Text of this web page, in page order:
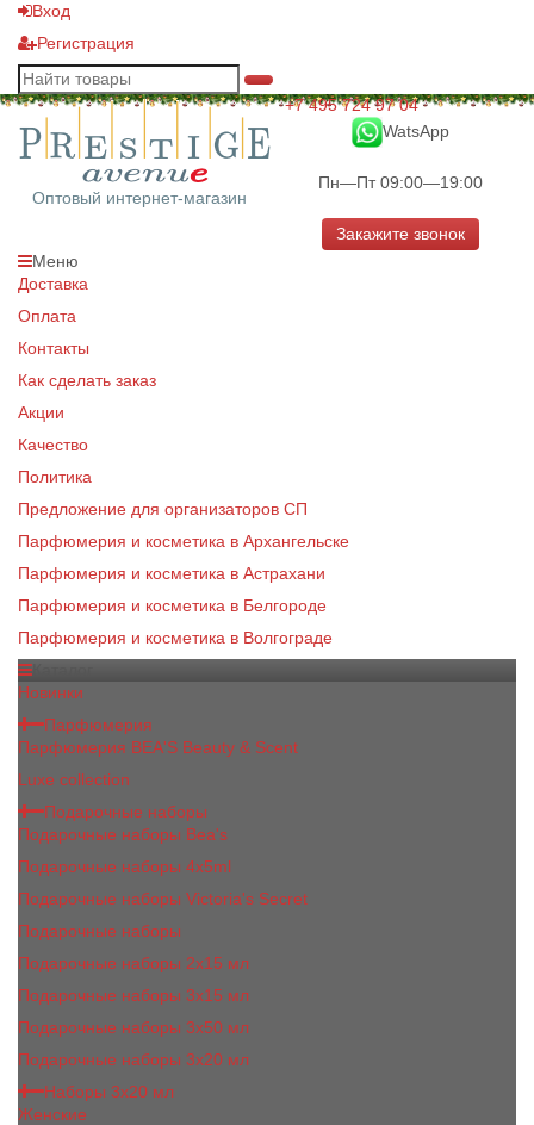
Вход
Регистрация
Оптовый интернет-магазин
+7 495 724 97 04
WatsApp
Пн—Пт 09:00—19:00
Закажите звонок
Меню
Доставка
Оплата
Контакты
Как сделать заказ
Акции
Качество
Политика
Предложение для организаторов СП
Парфюмерия и косметика в Архангельске
Парфюмерия и косметика в Астрахани
Парфюмерия и косметика в Белгороде
Парфюмерия и косметика в Волгограде
Новинки
Парфюмерия
Парфюмерия BEA'S Beauty & Scent
Luxe collection
Подарочные наборы
Подарочные наборы Bea's
Подарочные наборы 4х5ml
Подарочные наборы Victoria's Secret
Подарочные наборы
Подарочные наборы 2x15 мл
Подарочные наборы 3х15 мл
Подарочные наборы 3x50 мл
Подарочные наборы 3x20 мл
Наборы 3х20 мл
Женские